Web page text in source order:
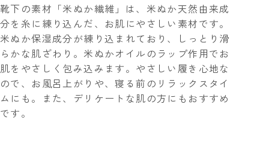
靴下の素材「米ぬか繊維」は、米ぬか天然由来成
分を糸に練り込んだ、お肌にやさしい素材です。
米ぬか保湿成分が練り込まれており、しっとり滑
らかな肌ざわり。米ぬかオイルのラップ作用でお
肌をやさしく包み込みます。やさしい履き心地な
ので、お風呂上がりや、寝る前のリラックスタイ
ムにも。また、デリケートな肌の方にもおすすめ
です。